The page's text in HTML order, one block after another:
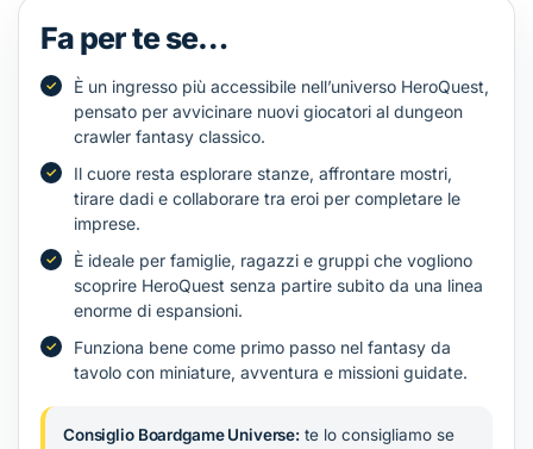
Fa per te se…
È un ingresso più accessibile nell’universo HeroQuest,
pensato per avvicinare nuovi giocatori al dungeon
crawler fantasy classico.
Il cuore resta esplorare stanze, affrontare mostri,
tirare dadi e collaborare tra eroi per completare le
imprese.
È ideale per famiglie, ragazzi e gruppi che vogliono
scoprire HeroQuest senza partire subito da una linea
enorme di espansioni.
Funziona bene come primo passo nel fantasy da
tavolo con miniature, avventura e missioni guidate.
Consiglio Boardgame Universe: te lo consigliamo se